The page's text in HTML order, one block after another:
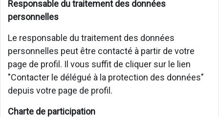
Responsable du traitement des données
personnelles
Le responsable du traitement des données
personnelles peut être contacté à partir de votre
page de profil. Il vous suffit de cliquer sur le lien
"Contacter le délégué à la protection des données"
depuis votre page de profil.
Charte de participation